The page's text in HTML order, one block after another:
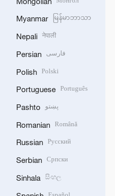
Myanmar မြန်မာဘာသာ
Nepali नेपाली
Persian فارسی
Polish Polski
Portuguese Português
Pashto پښتو
Romanian Română
Russian Русский
Serbian Српски
Sinhala සිංහල